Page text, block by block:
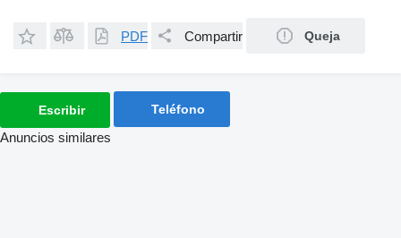
PDF Compartir Queja
Escribir Teléfono
Anuncios similares